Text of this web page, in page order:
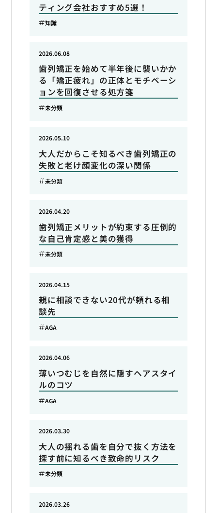
ティング会社おすすめ5選！
知識
歯列矯正を始めて半年後に襲いかか
る「矯正疲れ」の正体とモチベーシ
ョンを回復させる処方箋
2026.06.08
未分類
大人だからこそ知るべき歯列矯正の
失敗と老け顔変化の深い関係
2026.05.10
未分類
歯列矯正メリットが約束する圧倒的
な自己肯定感と美の獲得
2026.04.20
未分類
親に相談できない20代が頼れる相
談先
2026.04.15
AGA
薄いつむじを自然に隠すヘアスタイ
ルのコツ
2026.04.06
AGA
大人の揺れる歯を自分で抜く方法を
探す前に知るべき致命的リスク
2026.03.30
未分類
2026.03.26